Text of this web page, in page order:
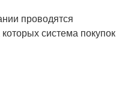
проводятся
система покупок